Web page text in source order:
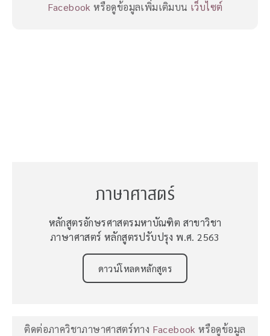
Facebook หรือดูข้อมูลเพิ่มเติมบน เว็บไซต์
ภาษาศาสตร์
หลักสูตรอักษรศาสตรมหาบัณฑิต สาขาวิชา
ภาษาศาสตร์ หลักสูตรปรับปรุง พ.ศ. 2563
ดาวน์โหลดหลักสูตร
ติดต่อภาควิชาภาษาศาสตร์ทาง Facebook หรือดูข้อมูล